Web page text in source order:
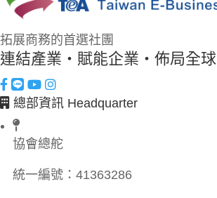
拓展商務的首選社團
連結產業・賦能企業・佈局全球
總部資訊 Headquarter
協會總舵
統一編號： 41363286